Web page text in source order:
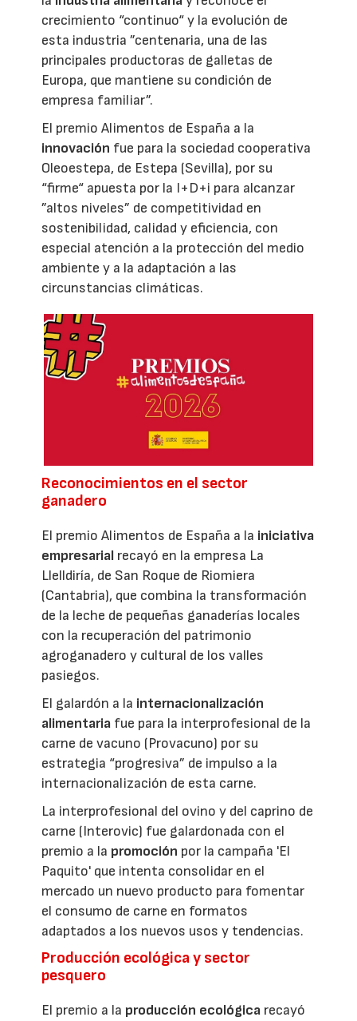
crecimiento “continuo“ y la evolución de
esta industria ”centenaria, una de las
principales productoras de galletas de
Europa, que mantiene su condición de
empresa familiar”.
El premio Alimentos de España a la
innovación fue para la sociedad cooperativa
Oleoestepa, de Estepa (Sevilla), por su
“firme“ apuesta por la I+D+i para alcanzar
”altos niveles” de competitividad en
sostenibilidad, calidad y eficiencia, con
especial atención a la protección del medio
ambiente y a la adaptación a las
circunstancias climáticas.
Reconocimientos en el sector
ganadero
El premio Alimentos de España a la iniciativa
empresarial recayó en la empresa La
Llelldiría, de San Roque de Riomiera
(Cantabria), que combina la transformación
de la leche de pequeñas ganaderías locales
con la recuperación del patrimonio
agroganadero y cultural de los valles
pasiegos.
El galardón a la internacionalización
alimentaria fue para la interprofesional de la
carne de vacuno (Provacuno) por su
estrategia “progresiva” de impulso a la
internacionalización de esta carne.
La interprofesional del ovino y del caprino de
carne (Interovic) fue galardonada con el
premio a la promoción por la campaña 'El
Paquito' que intenta consolidar en el
mercado un nuevo producto para fomentar
el consumo de carne en formatos
adaptados a los nuevos usos y tendencias.
Producción ecológica y sector
pesquero
El premio a la producción ecológica recayó